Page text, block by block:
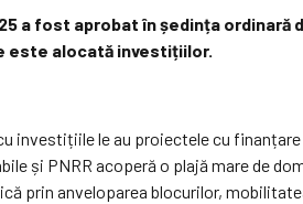
a fost aprobat în ședința
este alocată investițiilor.
investițiile le au proiectele cu
și PNRR acoperă o plajă mare de
prin anveloparea blocurilor,